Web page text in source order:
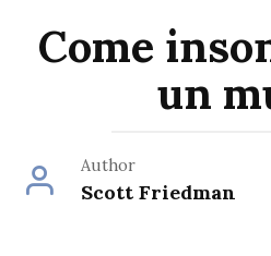
Come
un
Author
Scott Friedman